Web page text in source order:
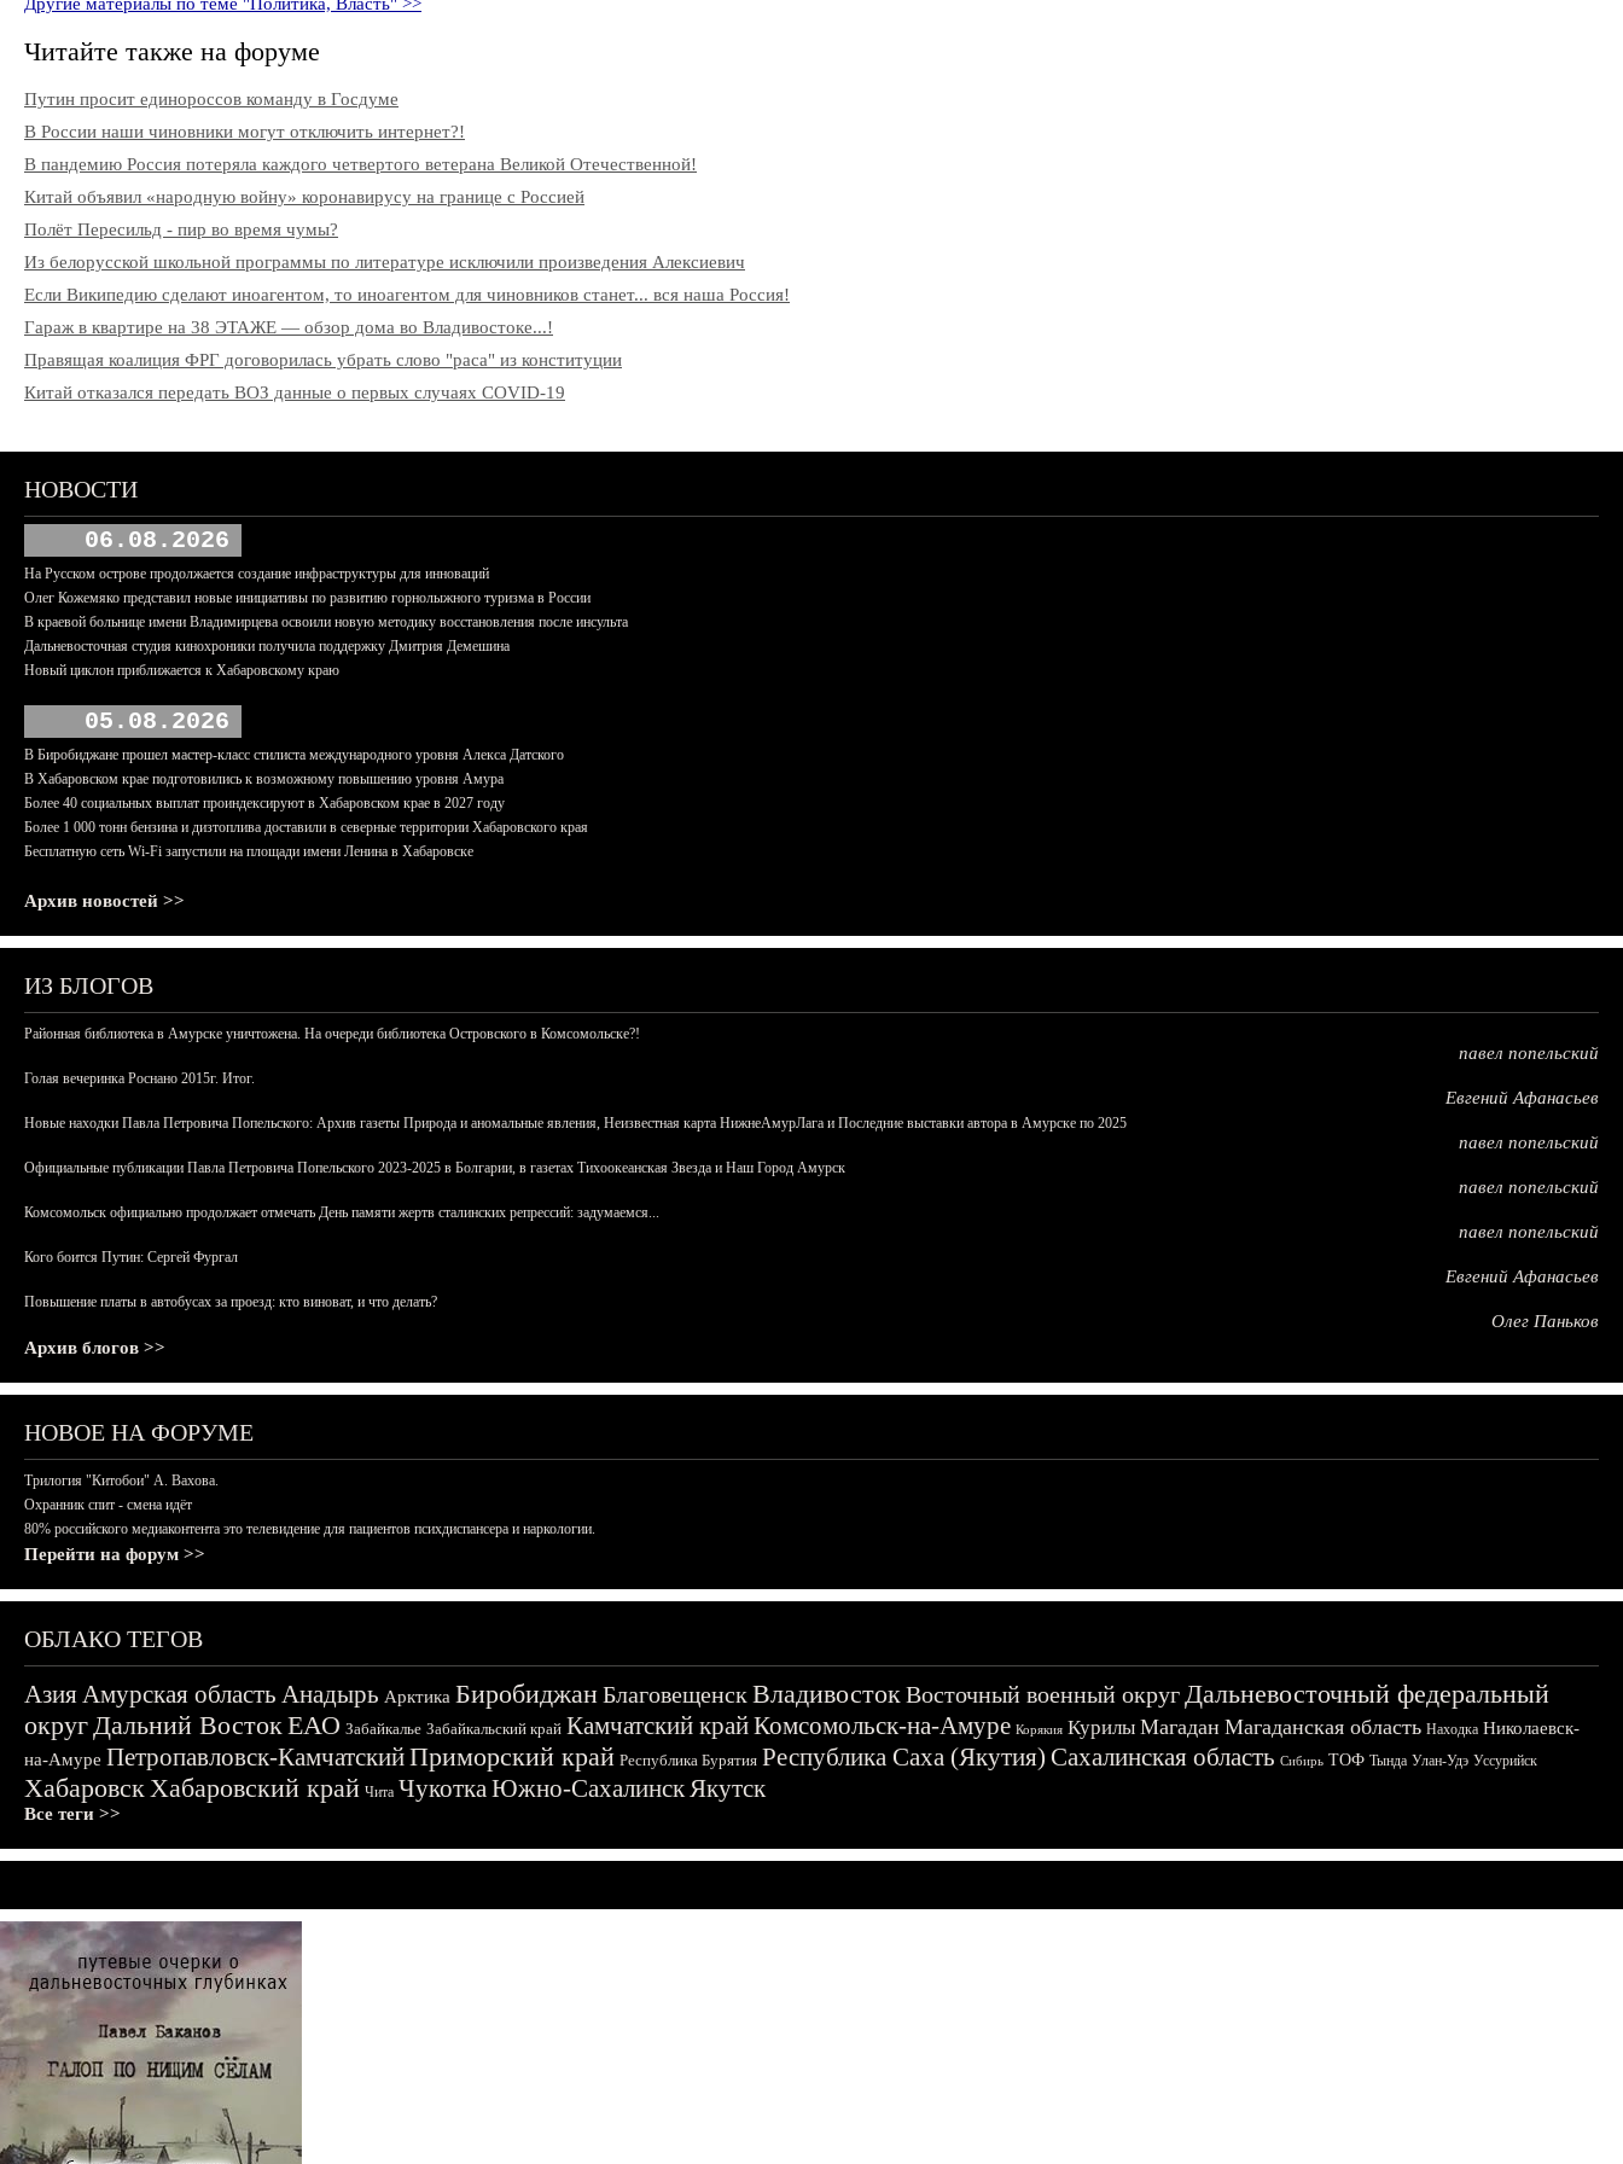
Читайте также на форуме
Путин просит единороссов команду в Госдуме
В России наши чиновники могут отключить интернет?!
В пандемию Россия потеряла каждого четвертого ветерана Великой Отечественной!
Китай объявил «народную войну» коронавирусу на границе с Россией
Полёт Пересильд - пир во время чумы?
Из белорусской школьной программы по литературе исключили произведения Алексиевич
Если Википедию сделают иноагентом, то иноагентом для чиновников станет... вся наша Россия!
Гараж в квартире на 38 ЭТАЖЕ — обзор дома во Владивостоке...!
Правящая коалиция ФРГ договорилась убрать слово "раса" из конституции
Китай отказался передать ВОЗ данные о первых случаях COVID-19
НОВОСТИ
06.08.2026
На Русском острове продолжается создание инфраструктуры для инноваций
Олег Кожемяко представил новые инициативы по развитию горнолыжного туризма в России
В краевой больнице имени Владимирцева освоили новую методику восстановления после инсульта
Дальневосточная студия кинохроники получила поддержку Дмитрия Демешина
Новый циклон приближается к Хабаровскому краю
05.08.2026
В Биробиджане прошел мастер-класс стилиста международного уровня Алекса Датского
В Хабаровском крае подготовились к возможному повышению уровня Амура
Более 40 социальных выплат проиндексируют в Хабаровском крае в 2027 году
Более 1 000 тонн бензина и дизтоплива доставили в северные территории Хабаровского края
Бесплатную сеть Wi-Fi запустили на площади имени Ленина в Хабаровске
Архив новостей >>
ИЗ БЛОГОВ
Районная библиотека в Амурске уничтожена. На очереди библиотека Островского в Комсомольске?!
павел попельский
Голая вечеринка Роснано 2015г. Итог.
Евгений Афанасьев
Новые находки Павла Петровича Попельского: Архив газеты Природа и аномальные явления, Неизвестная карта НижнеАмурЛага и Последние выставки автора в Амурске по 2025
павел попельский
Официальные публикации Павла Петровича Попельского 2023-2025 в Болгарии, в газетах Тихоокеанская Звезда и Наш Город Амурск
павел попельский
Комсомольск официально продолжает отмечать День памяти жертв сталинских репрессий: задумаемся...
павел попельский
Кого боится Путин: Сергей Фургал
Евгений Афанасьев
Повышение платы в автобусах за проезд: кто виноват, и что делать?
Олег Паньков
Архив блогов >>
НОВОЕ НА ФОРУМЕ
Трилогия "Китобои" А. Вахова.
Охранник спит - смена идёт
80% российского медиаконтента это телевидение для пациентов психдиспансера и наркологии.
Перейти на форум >>
ОБЛАКО ТЕГОВ
АзияАмурская область Анадырь Арктика БиробиджанБлаговещенскВладивостокВосточный военный округДальневосточный федеральный
округДальний ВостокЕАО Забайкалье Забайкальский край Камчатский крайКомсомольск-на-Амуре Корякия Курилы Магадан Магаданская область Находка Николаевск-
на-Амуре Петропавловск-КамчатскийПриморский край Республика Бурятия Республика Саха (Якутия) Сахалинская область Сибирь ТОФ Тында Улан-Удэ Уссурийск
ХабаровскХабаровский край Чита ЧукоткаЮжно-СахалинскЯкутск
Все теги >>